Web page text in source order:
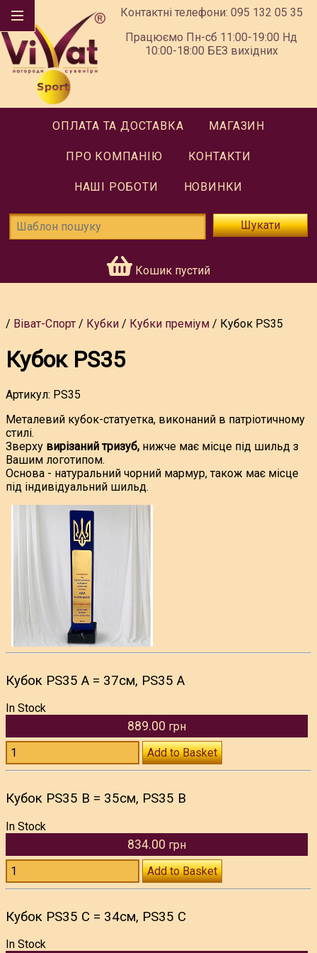
Контактні телефони: 095 132 05 35
Працюємо Пн-сб 11:00-19:00 Нд
10:00-18:00 БЕЗ вихідних
ОПЛАТА ТА ДОСТАВКА МАГАЗИН
ПРО КОМПАНІЮ КОНТАКТИ
НАШІ РОБОТИ НОВИНКИ
Шукати
Кошик пустий
Віват-Спорт Кубки Кубки преміум Кубок PS35
Кубок PS35
Артикул: PS35
Металевий кубок-статуетка, виконаний в патріотичному
стилі.
Зверху вирізаний тризуб, нижче має місце під шильд з
Вашим логотипом.
Основа - натуральний чорний мармур, також має місце
під індивідуальний шильд.
Кубок PS35 A = 37см, PS35 A
In Stock
889.00 грн
Add to Basket
Кубок PS35 B = 35см, PS35 B
In Stock
834.00 грн
Add to Basket
Кубок PS35 C = 34см, PS35 C
In Stock